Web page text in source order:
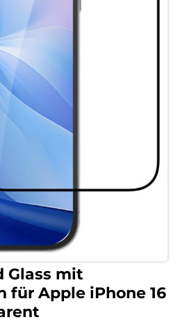
Glass mit
für Apple iPhone 16